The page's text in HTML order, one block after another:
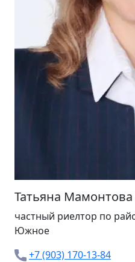
Татьяна Мамонтова
частный риелтор по
Южное
+7 (903) 170-13-84